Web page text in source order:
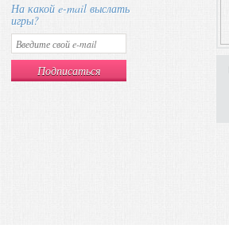
На какой e-mail выслать
игры?